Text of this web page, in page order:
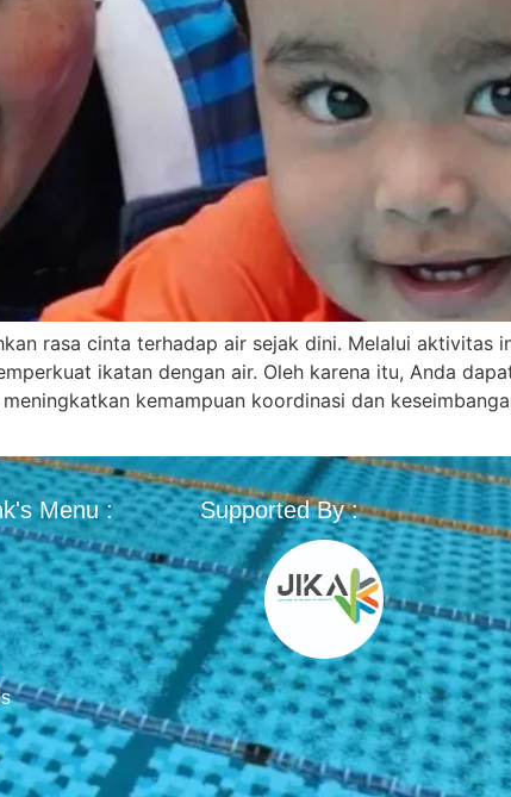
rasa cinta terhadap air sejak dini. Melalui aktivitas
ikatan dengan air. Oleh karena itu, Anda
kemampuan koordinasi dan
Menu : Supported By :